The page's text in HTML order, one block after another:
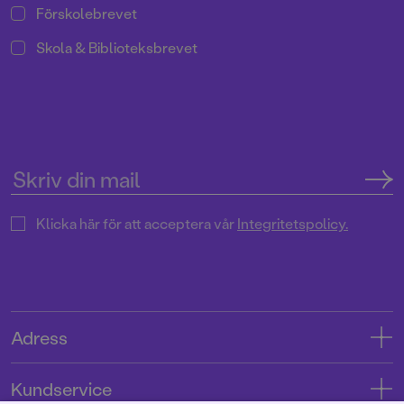
Förskolebrevet
Skola & Biblioteksbrevet
Klicka här för att acceptera vårIntegritetspolicy.
Adress
Kundservice